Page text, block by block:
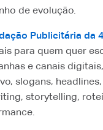
de evolução.
Publicitária da
para quem quer
e canais
slogans, headlines,
storytelling,